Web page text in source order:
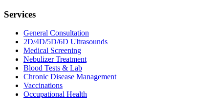
Services
General Consultation
2D/4D/5D/6D Ultrasounds
Medical Screening
Nebulizer Treatment
Blood Tests & Lab
Chronic Disease Management
Vaccinations
Occupational Health